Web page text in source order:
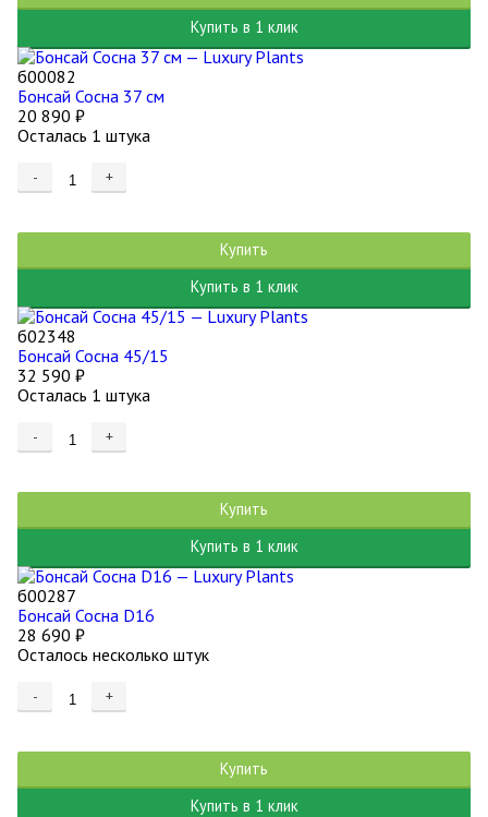
Купить в 1 клик
б00082
Бонсай Сосна 37 см
20 890 ₽
Осталась 1 штука
- +
Купить
Купить в 1 клик
б02348
Бонсай Сосна 45/15
32 590 ₽
Осталась 1 штука
- +
Купить
Купить в 1 клик
б00287
Бонсай Сосна D16
28 690 ₽
Осталось несколько штук
- +
Купить
Купить в 1 клик